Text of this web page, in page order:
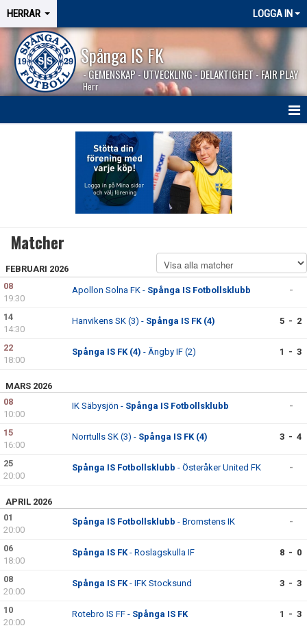
HERRAR LOGGA IN
Spånga IS FK
- GEMENSKAP - UTVECKLING - DELAKTIGHET - FAIR PLAY
Herr
BILDGALLERI
ARKIV 2024-23
ARKIV 2022-20
DOKUMENT
KONTAKT
Matcher
FEBRUARI 2026
08
19:30
Apollon Solna FK - Spånga IS Fotbollsklubb -
14
14:30
Hanvikens SK (3) - Spånga IS FK (4) 5 - 2
22
18:00
Spånga IS FK (4) - Ängby IF (2) 1 - 3
MARS 2026
08
10:00
IK Säbysjön - Spånga IS Fotbollsklubb -
15
16:00
Norrtulls SK (3) - Spånga IS FK (4) 3 - 4
25
20:00
Spånga IS Fotbollsklubb - Österåker United FK -
APRIL 2026
01
20:00
Spånga IS Fotbollsklubb - Bromstens IK -
06
18:00
Spånga IS FK- Roslagskulla IF 8 - 0
08
20:00
Spånga IS FK- IFK Stocksund 3 - 3
10
20:00
Rotebro IS FF - Spånga IS FK 1 - 3